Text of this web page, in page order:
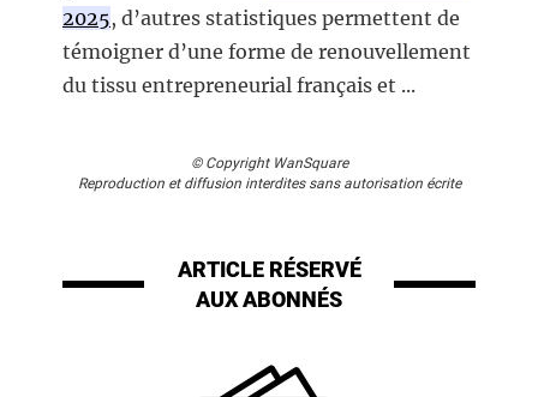
2025, d’autres statistiques permettent de
témoigner d’une forme de renouvellement
du tissu entrepreneurial français et ...
© Copyright WanSquare
Reproduction et diffusion interdites sans autorisation écrite
ARTICLE RÉSERVÉ
AUX ABONNÉS